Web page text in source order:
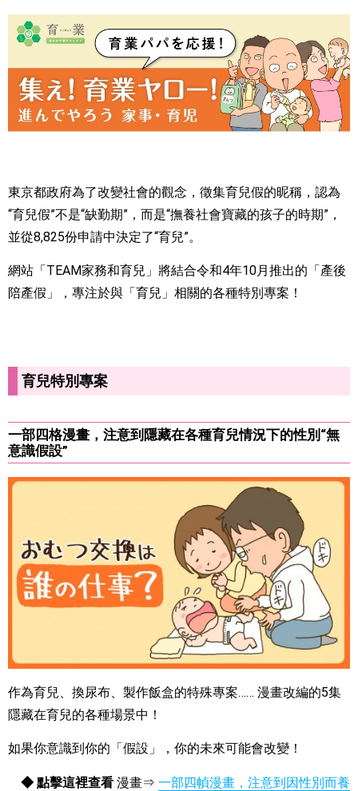
東京都政府為了改變社會的觀念，徵集育兒假的昵稱，認為
“育兒假”不是“缺勤期”，而是“撫養社會寶藏的孩子的時期”，
並從8,825份申請中決定了“育兒”。
網站「TEAM家務和育兒」將結合令和4年10月推出的「產後
陪產假」，專注於與「育兒」相關的各種特別專案！
育兒特別專案
一部四格漫畫，注意到隱藏在各種育兒情況下的性別“無
意識假設”
作為育兒、換尿布、製作飯盒的特殊專案…… 漫畫改編的5集
隱藏在育兒的各種場景中！
如果你意識到你的「假設」，你的未來可能會改變！
◆ 點擊這裡查看 漫畫⇒ 一部四幀漫畫，注意到因性別而養